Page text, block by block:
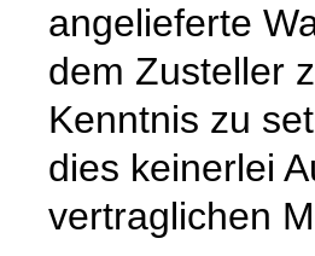
angelieferte
dem Zusteller
Kenntnis zu
dies keinerlei
vertraglichen